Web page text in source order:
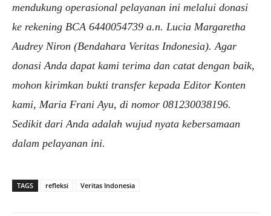
mendukung operasional pelayanan ini melalui donasi
ke rekening BCA 6440054739 a.n. Lucia Margaretha
Audrey Niron (Bendahara Veritas Indonesia). Agar
donasi Anda dapat kami terima dan catat dengan baik,
mohon kirimkan bukti transfer kepada Editor Konten
kami, Maria Frani Ayu, di nomor 081230038196.
Sedikit dari Anda adalah wujud nyata kebersamaan
dalam pelayanan ini.
TAGS refleksi Veritas Indonesia